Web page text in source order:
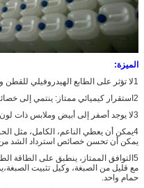
الميزة:
1لا تؤثر على الطابع الهيدروفيلي للقطن والنسيج المختلط به.
2استقرار كيميائي ممتاز: ينتمي إلى خصائص التلوث الذاتي.
3لا يوجد أصفر إلى أبيض وملابس ذات لون فاتح
4يمكن أن يعطي الناعم، الكامل، مثل
يمكن أن تحسن خصائص استرداد الشد من
5التوافق الممتاز، ينطبق على الطاقة
حمام واحد.